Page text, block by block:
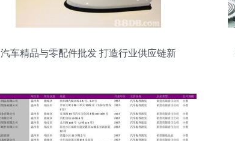
汽车精品与零配件批发 打造行业供应链新